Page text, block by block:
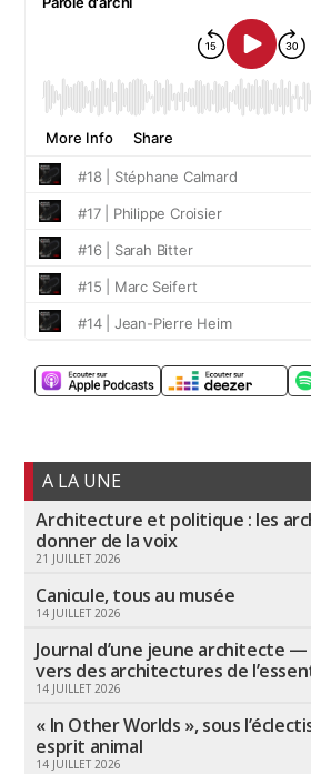
A LA UNE
Architecture et politique : les
donner de la voix
21 JUILLET 2026
Canicule, tous au musée
14 JUILLET 2026
Journal d’une jeune architecte —
vers des architectures de
14 JUILLET 2026
« In Other Worlds », sous
esprit animal
14 JUILLET 2026